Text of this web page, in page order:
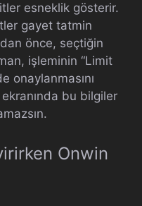
esneklik gösterir.
gayet tatmin
önce, seçtiğin
işleminin “Limit
onaylanmasını
ekranında bu bilgiler
Onwin